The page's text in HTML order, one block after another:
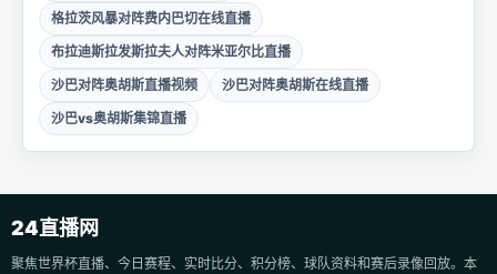
格拉茨风暴对阵费内巴切在线直播
布拉迪斯拉发斯拉夫人对阵米亚尔比直播
沙巴对阵奥胡斯直播视频
沙巴对阵奥胡斯在线直播
沙巴vs奥胡斯集锦直播
24直播网
聚焦世界杯直播、今日赛程、实时比分、积分榜、球队资料和赛后录像回放。本